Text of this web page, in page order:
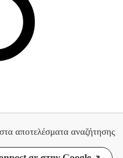
αποτελέσματα αναζήτησης